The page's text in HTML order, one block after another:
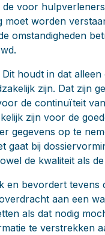
voor
worden
omstandigheden
houdt in dat
zijn. Dat zijn
de continuïteit
zijn voor de
gegevens op te
gaat bij
de kwaliteit als
en bevordert tevens
aan een
als dat nodig
te verstrekken